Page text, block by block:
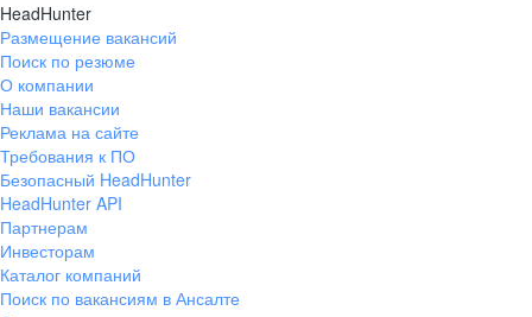
HeadHunter
Размещение вакансий
Поиск по резюме
О компании
Наши вакансии
Реклама на сайте
Требования к ПО
Безопасный HeadHunter
HeadHunter API
Партнерам
Инвесторам
Каталог компаний
Поиск по вакансиям в Ансалте